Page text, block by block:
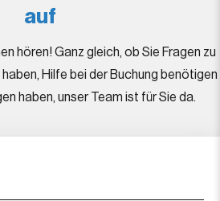
auf
hören! Ganz gleich, ob Sie Fragen zu
Hilfe bei der Buchung benötigen
haben, unser Team ist für Sie da.